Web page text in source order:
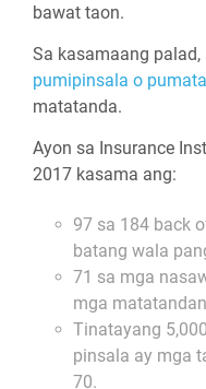
bawat taon.
Sa kasamaang
pumipinsala o
matatanda.
Ayon sa Insurance
2017 kasama ang:
97 sa 184 back
batang wala
71 sa mga
mga
Tinatayang
pinsala ay mga
70.